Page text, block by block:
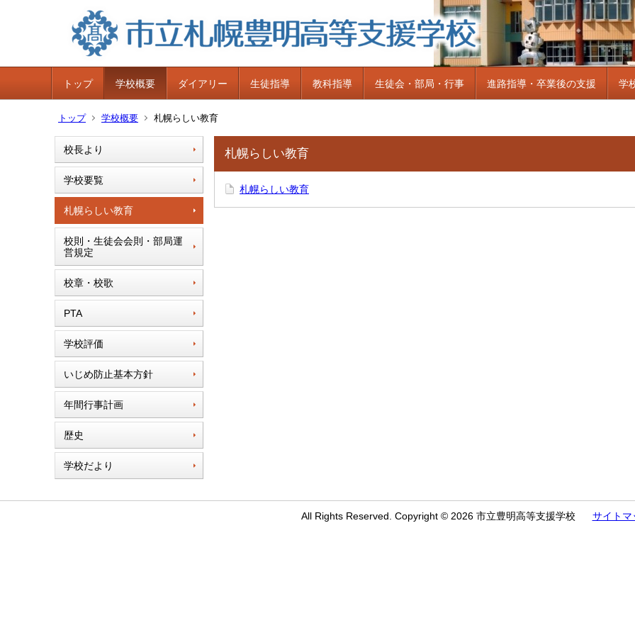
トップ 学校概要 ダイアリー 生徒指導 教科指導 生徒会・部局・行事 進路指導・卒業後の支援 学
トップ 学校概要 札幌らしい教育
校長より
学校要覧
札幌らしい教育
校則・生徒会会則・部局運
営規定
校章・校歌
PTA
学校評価
いじめ防止基本方針
年間行事計画
歴史
学校だより
札幌らしい教育
札幌らしい教育
All Rights Reserved. Copyright © 2026 市立豊明高等支援学校 サイトマ